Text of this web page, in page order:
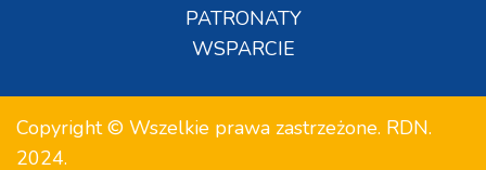
PATRONATY
WSPARCIE
Copyright © Wszelkie prawa zastrzeżone. RDN.
2024.